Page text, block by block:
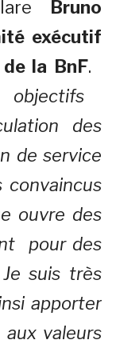
Bruno
exécutif
la BnF.
des
de service
convaincus
ouvre des
pour des
suis très
apporter
valeurs